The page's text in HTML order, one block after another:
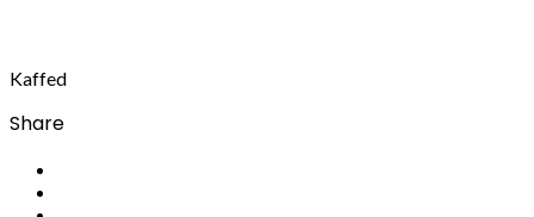
Kaffed
Share